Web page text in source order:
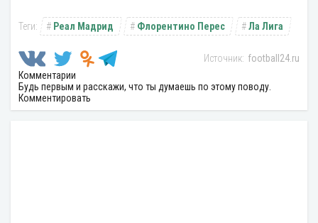
Реал Мадрид Флорентино Перес Ла Лига
football24.ru
Комментарии
Будь первым и расскажи, что ты думаешь по этому поводу.
Комментировать